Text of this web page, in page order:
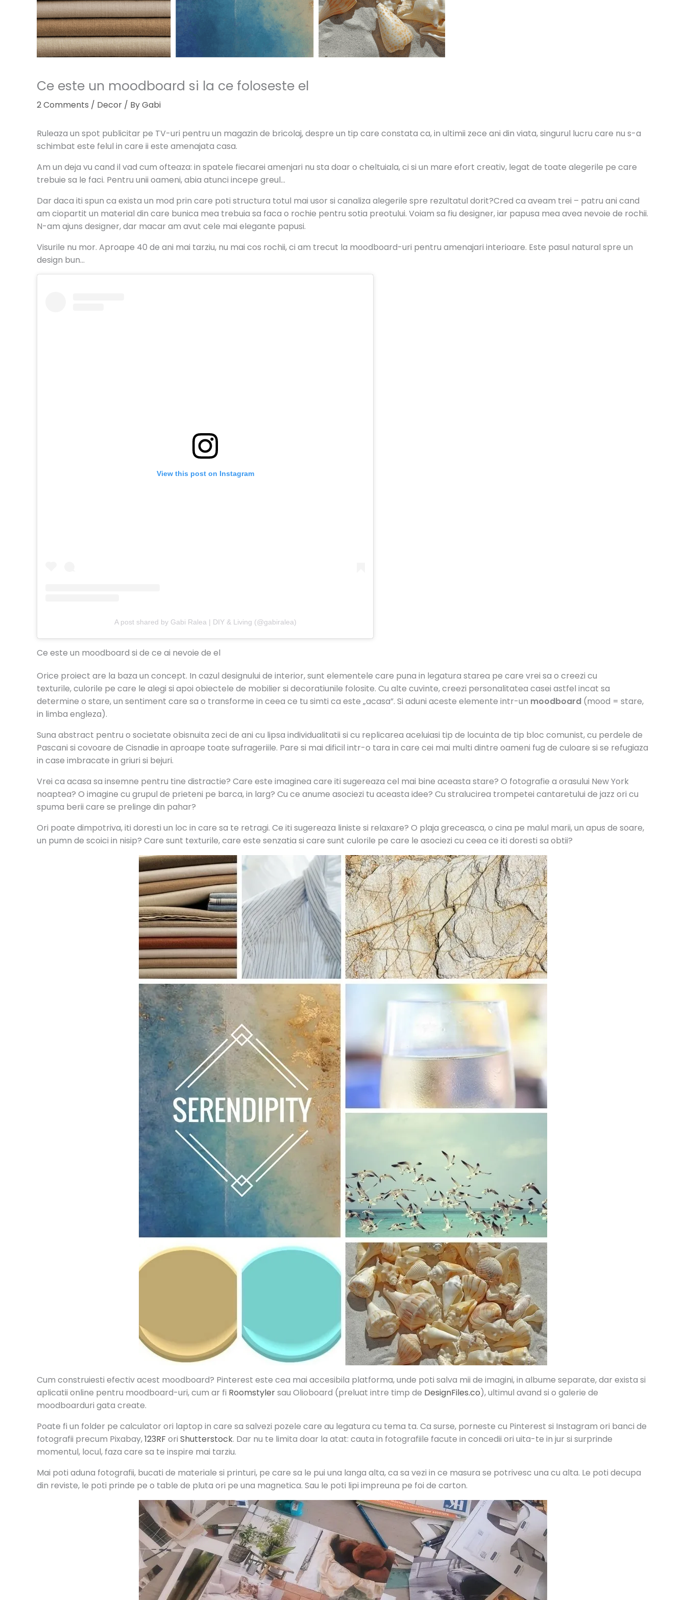
Ce este un moodboard si la ce foloseste el
2 Comments / Decor / ByGabi
Ruleaza un spot publicitar pe TV-uri pentru un magazin de bricolaj, despre un tip care constata ca, in ultimii zece ani din viata, singurul lucru care nu s-a
schimbat este felul in care ii este amenajata casa.
Am un deja vu cand il vad cum ofteaza: in spatele fiecarei amenjari nu sta doar o cheltuiala, ci si un mare efort creativ, legat de toate alegerile pe care
trebuie sa le faci. Pentru unii oameni, abia atunci incepe greul…
Dar daca iti spun ca exista un mod prin care poti structura totul mai usor si canaliza alegerile spre rezultatul dorit?Cred ca aveam trei – patru ani cand
am ciopartit un material din care bunica mea trebuia sa faca o rochie pentru sotia preotului. Voiam sa fiu designer, iar papusa mea avea nevoie de rochii.
N-am ajuns designer, dar macar am avut cele mai elegante papusi.
Visurile nu mor. Aproape 40 de ani mai tarziu, nu mai cos rochii, ci am trecut la moodboard-uri pentru amenajari interioare. Este pasul natural spre un
design bun…
View this post on Instagram
A post shared by Gabi Ralea | DIY & Living (@gabiralea)
Ce este un moodboard si de ce ai nevoie de el
Orice proiect are la baza un concept. In cazul designului de interior, sunt elementele care puna in legatura starea pe care vrei sa o creezi cu
texturile, culorile pe care le alegi si apoi obiectele de mobilier si decoratiunile folosite. Cu alte cuvinte, creezi personalitatea casei astfel incat sa
determine o stare, un sentiment care sa o transforme in ceea ce tu simti ca este „acasa”. Si aduni aceste elemente intr-un moodboard (mood = stare,
in limba engleza).
Suna abstract pentru o societate obisnuita zeci de ani cu lipsa individualitatii si cu replicarea aceluiasi tip de locuinta de tip bloc comunist, cu perdele de
Pascani si covoare de Cisnadie in aproape toate sufrageriile. Pare si mai dificil intr-o tara in care cei mai multi dintre oameni fug de culoare si se refugiaza
in case imbracate in griuri si bejuri.
Vrei ca acasa sa insemne pentru tine distractie? Care este imaginea care iti sugereaza cel mai bine aceasta stare? O fotografie a orasului New York
noaptea? O imagine cu grupul de prieteni pe barca, in larg? Cu ce anume asociezi tu aceasta idee? Cu stralucirea trompetei cantaretului de jazz ori cu
spuma berii care se prelinge din pahar?
Ori poate dimpotriva, iti doresti un loc in care sa te retragi. Ce iti sugereaza liniste si relaxare? O plaja greceasca, o cina pe malul marii, un apus de soare,
un pumn de scoici in nisip? Care sunt texturile, care este senzatia si care sunt culorile pe care le asociezi cu ceea ce iti doresti sa obtii?
Cum construiesti efectiv acest moodboard? Pinterest este cea mai accesibila platforma, unde poti salva mii de imagini, in albume separate, dar exista si
aplicatii online pentru moodboard-uri, cum ar fi Roomstylersau Olioboard (preluat intre timp de DesignFiles.co), ultimul avand si o galerie de
moodboarduri gata create.
Poate fi un folder pe calculator ori laptop in care sa salvezi pozele care au legatura cu tema ta. Ca surse, porneste cu Pinterest si Instagram ori banci de
fotografii precum Pixabay,123RF ori Shutterstock. Dar nu te limita doar la atat: cauta in fotografiile facute in concedii ori uita-te in jur si surprinde
momentul, locul, faza care sa te inspire mai tarziu.
Mai poti aduna fotografii, bucati de materiale si printuri, pe care sa le pui una langa alta, ca sa vezi in ce masura se potrivesc una cu alta. Le poti decupa
din reviste, le poti prinde pe o table de pluta ori pe una magnetica. Sau le poti lipi impreuna pe foi de carton.